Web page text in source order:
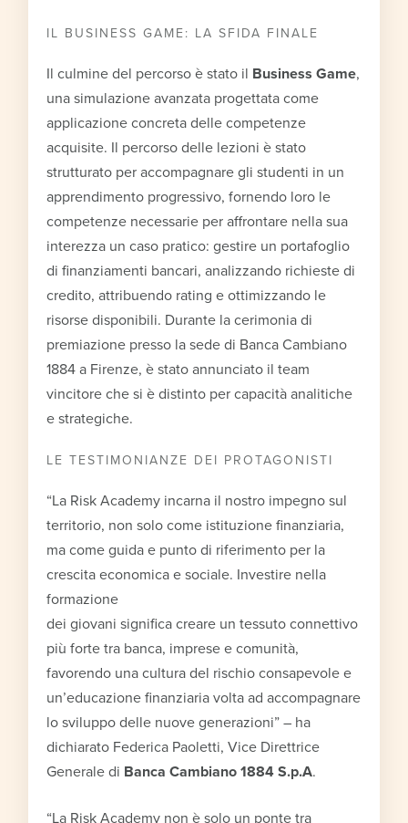
IL BUSINESS GAME: LA SFIDA FINALE
Il culmine del percorso è stato il Business Game,
una simulazione avanzata progettata come
applicazione concreta delle competenze
acquisite. Il percorso delle lezioni è stato
strutturato per accompagnare gli studenti in un
apprendimento progressivo, fornendo loro le
competenze necessarie per affrontare nella sua
interezza un caso pratico: gestire un portafoglio
di finanziamenti bancari, analizzando richieste di
credito, attribuendo rating e ottimizzando le
risorse disponibili. Durante la cerimonia di
premiazione presso la sede di Banca Cambiano
1884 a Firenze, è stato annunciato il team
vincitore che si è distinto per capacità analitiche
e strategiche.
LE TESTIMONIANZE DEI PROTAGONISTI
“La Risk Academy incarna il nostro impegno sul
territorio, non solo come istituzione finanziaria,
ma come guida e punto di riferimento per la
crescita economica e sociale. Investire nella
formazione
dei giovani significa creare un tessuto connettivo
più forte tra banca, imprese e comunità,
favorendo una cultura del rischio consapevole e
un’educazione finanziaria volta ad accompagnare
lo sviluppo delle nuove generazioni” – ha
dichiarato Federica Paoletti, Vice Direttrice
Generale di Banca Cambiano 1884 S.p.A.
“La Risk Academy non è solo un ponte tra